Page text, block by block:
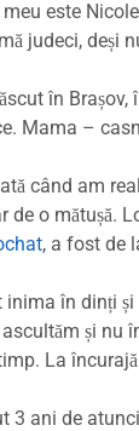
meu este
judeci, deși
în
Mama –
când am
de o mătușă.
, a fost de
inima în dinți
și nu
La
3 ani de